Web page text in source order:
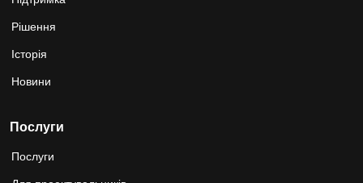
Рішення
Історія
Новини
Послуги
Послуги